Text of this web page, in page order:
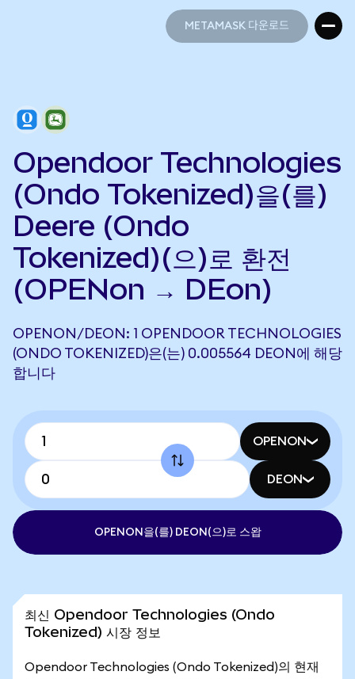
METAMASK 다운로드
Opendoor Technologies
(Ondo Tokenized)을(를)
Deere (Ondo
Tokenized)(으)로 환전
(OPENon → DEon)
OPENON/DEON: 1 OPENDOOR TECHNOLOGIES
(ONDO TOKENIZED)은(는) 0.005564 DEON에 해당
합니다
OPENON
DEON
OPENON을(를) DEON(으)로 스왑
최신 Opendoor Technologies (Ondo
Tokenized) 시장 정보
Opendoor Technologies (Ondo Tokenized)의 현재